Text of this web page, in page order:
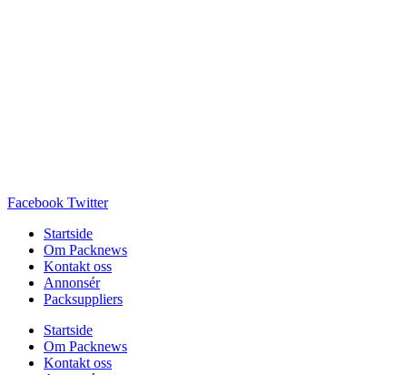
Facebook Twitter
Startside
Om Packnews
Kontakt oss
Annonsér
Packsuppliers
Startside
Om Packnews
Kontakt oss